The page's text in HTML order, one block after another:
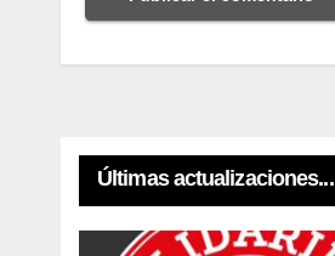
Últimas actualizaciones...